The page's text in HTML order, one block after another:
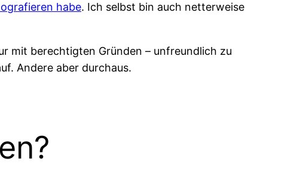
habe. Ich selbst bin auch netterweise
mit berechtigten Gründen – unfreundlich zu
Andere aber durchaus.